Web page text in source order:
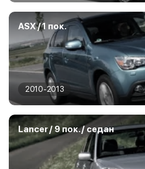
ASX / 1 пок.
2010-2013
Lancer / 9 пок. / седан